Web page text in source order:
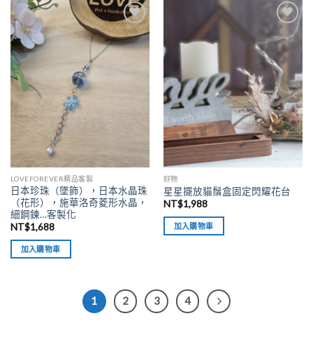
加入
「願
望清
LOVEFOREVER精品客製
日本珍珠（墜飾），日本水晶珠
（花形），施華洛奇菱形水晶，
細鋼鍊…客製化
NT$1,688
加入購物車
加入
「願
望清
單」
好物
星星擺放貓鬚盒固定閃耀花台
NT$1,988
加入購物車
1 2 3 4